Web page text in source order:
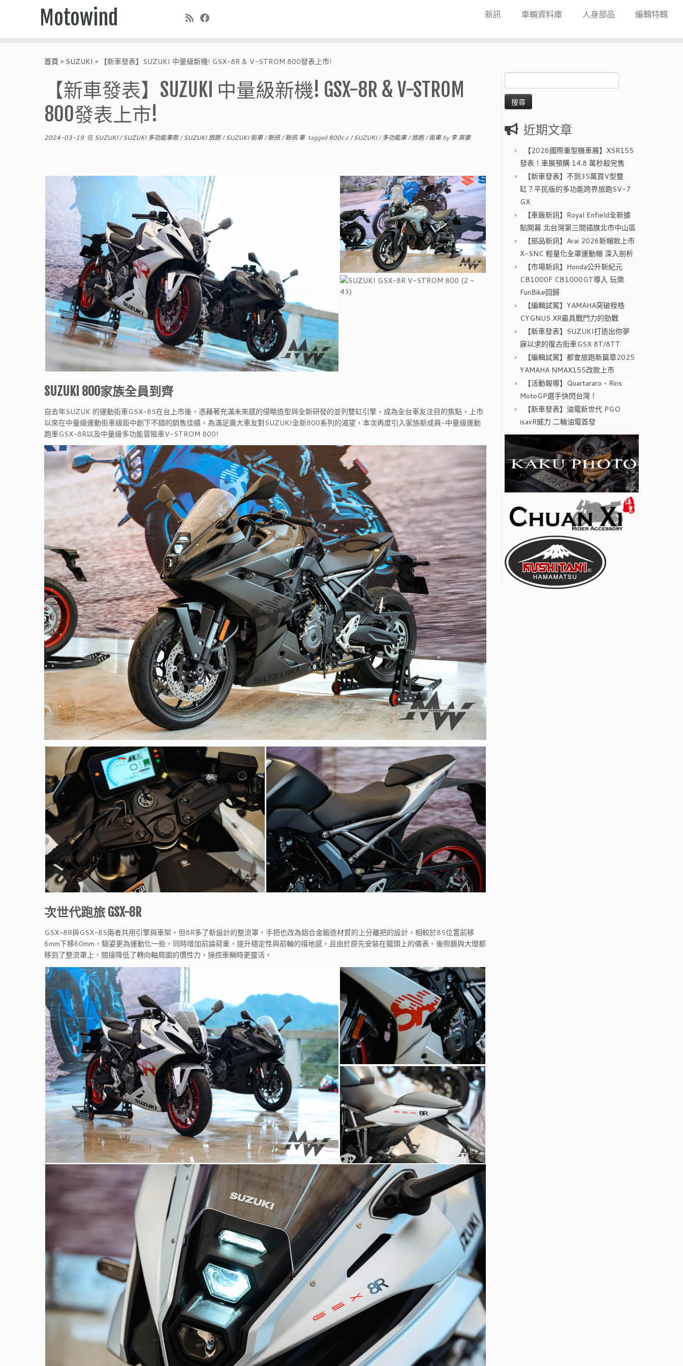
Motowind 新訊 車輛資料庫 人身部品 編輯特輯
首頁 » SUZUKI » 【新車發表】SUZUKI 中量級新機! GSX-8R & V-STROM 800發表上市!
【新車發表】SUZUKI 中量級新機! GSX-8R & V-STROM
800發表上市!
2024-03-19 在SUZUKI/SUZUKI 多功能車款/SUZUKI 旅跑/SUZUKI 街車/新訊/新訊 車 tagged800c.c/SUZUKI/多功能車/旅跑/街車by李 英豪
SUZUKI 800家族全員到齊
自去年SUZUK 的運動街車GSX-8S在台上市後，憑藉著充滿未來感的侵略造型與全新研發的並列雙缸引擎，成為全台車友注目的焦點，上市
以來在中量級運動街車級距中創下不錯的銷售佳績，為滿足廣大車友對SUZUKI全新800系列的渴望，本次再度引入家族新成員-中量級運動
跑車GSX-8R以及中量級多功能冒險車V-STROM 800!
次世代跑旅 GSX-8R
GSX-8R與GSX-8S兩者共用引擎與車架，但8R多了新設計的整流罩，手把也改為鋁合金鍛造材質的上分離把的設計，相較於8S位置前移
6mm下移60mm，騎姿更為運動化一些，同時增加前論荷重，提升穩定性與前輪的接地感，且由於原先安裝在龍頭上的儀表、後照鏡與大燈都
移到了整流罩上，間接降低了轉向軸周圍的慣性力，操控車輛時更靈活。
尋
鍵
近期文章
【2026國際重型機車展】XSR155
發表！車展預購 14.8 萬秒殺完售
【新車發表】不到35萬買V型雙
缸？平民版的多功能跨界旅跑SV-7
GX
【車廠新訊】Royal Enfield全新據
點開幕 北台灣第三間插旗北市中山區
【部品新訊】Arai 2026新帽款上市
X-SNC 輕量化全罩運動帽 深入剖析
【市場新訊】Honda公升新紀元
CB1000F CB1000GT導入 玩樂
FunBike回歸
【編輯試駕】YAMAHA突破桎梏
CYGNUS XR最具戰鬥力的勁戰
【新車發表】SUZUKI打造出你夢
寐以求的復古街車GSX 8T/8TT
【編輯試駕】都會旅跑新篇章2025
YAMAHA NMAX155改款上市
【活動報導】Quartararo、Rins
MotoGP選手快閃台灣！
【新車發表】油電新世代 PGO
isavR威力 二輪油電首發